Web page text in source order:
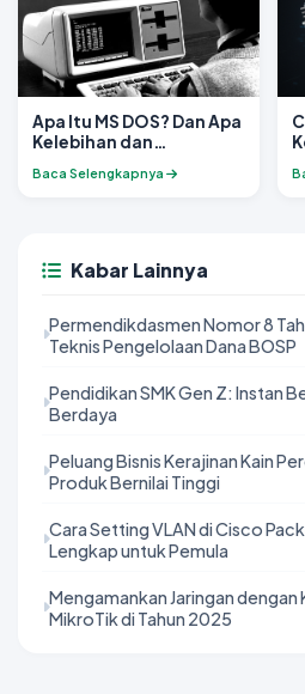
Apa Itu MS DOS? Dan Apa
Kelebihan dan
Baca Selengkapnya
Kabar Lainnya
Permendikdasmen Nomor 8
Teknis Pengelolaan Dana BOSP
Pendidikan SMK Gen Z: Instan
Berdaya
Peluang Bisnis Kerajinan Kain
Produk Bernilai Tinggi
Cara Setting VLAN di Cisco
Lengkap untuk Pemula
Mengamankan Jaringan dengan
MikroTik di Tahun 2025